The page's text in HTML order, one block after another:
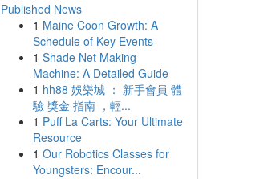
Published News
1 Maine Coon Growth: A
Schedule of Key Events
1 Shade Net Making
Machine: A Detailed Guide
1 hh88 娛樂城 ： 新手會員 體
驗 獎金 指南 ，輕...
1 Puff La Carts: Your Ultimate
Resource
1 Our Robotics Classes for
Youngsters: Encour...